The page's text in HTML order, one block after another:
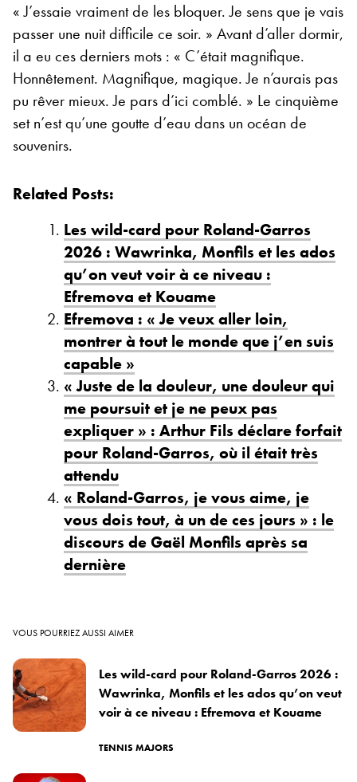
« J’essaie vraiment de les bloquer. Je sens que je vais
passer une nuit difficile ce soir. » Avant d’aller dormir,
il a eu ces derniers mots : « C’était magnifique.
Honnêtement. Magnifique, magique. Je n’aurais pas
pu rêver mieux. Je pars d’ici comblé. » Le cinquième
set n’est qu’une goutte d’eau dans un océan de
souvenirs.
Related Posts:
Les wild-card pour Roland-Garros
2026 : Wawrinka, Monfils et les ados
qu’on veut voir à ce niveau :
Efremova et Kouame
Efremova : « Je veux aller loin,
montrer à tout le monde que j’en suis
capable »
« Juste de la douleur, une douleur qui
me poursuit et je ne peux pas
expliquer » : Arthur Fils déclare forfait
pour Roland-Garros, où il était très
attendu
« Roland-Garros, je vous aime, je
vous dois tout, à un de ces jours » : le
discours de Gaël Monfils après sa
dernière
VOUS POURRIEZ AUSSI AIMER
Les wild-card pour Roland-Garros 2026 :
Wawrinka, Monfils et les ados qu’on veut
voir à ce niveau : Efremova et Kouame
TENNIS MAJORS